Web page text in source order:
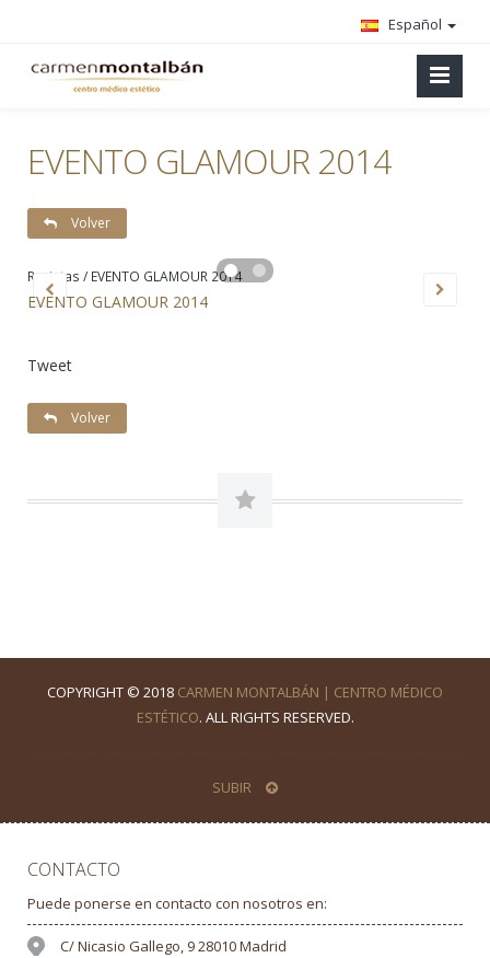
Español
EVENTO GLAMOUR 2014
Volver
Revistas / EVENTO GLAMOUR 2014
EVENTO GLAMOUR 2014
Tweet
Volver
COPYRIGHT © 2018 CARMEN MONTALBÁN | CENTRO MÉDICO
ESTÉTICO. ALL RIGHTS RESERVED.
SUBIR
CONTACTO
Puede ponerse en contacto con nosotros en:
C/ Nicasio Gallego, 9 28010 Madrid